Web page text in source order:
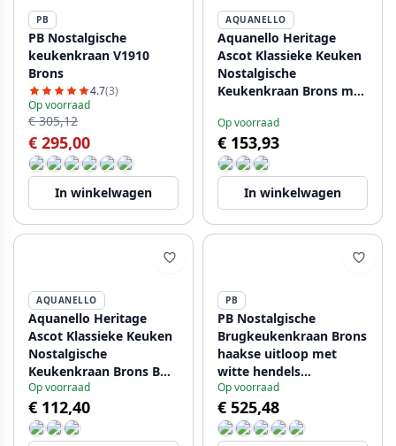
PB
PB Nostalgische
keukenkraan V1910
Brons
4.7(3)
Op voorraad
€ 305,12
€ 295,00
In winkelwagen
AQUANELLO
Aquanello Heritage
Ascot Klassieke Keuken
Nostalgische
Keukenkraan Brons met
4002-HA
Op voorraad
€ 153,93
In winkelwagen
AQUANELLO
Aquanello Heritage
Ascot Klassieke Keuken
Nostalgische
Keukenkraan Brons BN-
4004-HA
Op voorraad
€ 112,40
PB
PB Nostalgische
Brugkeukenkraan Brons
haakse uitloop met
witte hendels
PBN.BRO.H.WH
Op voorraad
€ 525,48